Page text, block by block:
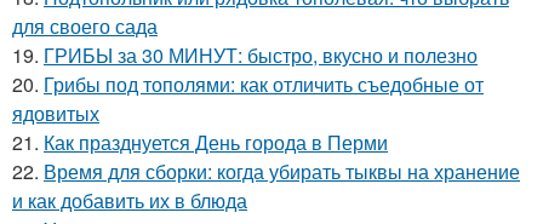
для своего сада
19. ГРИБЫ за 30 МИНУТ: быстро, вкусно и полезно
20. Грибы под тополями: как отличить съедобные от
ядовитых
21. Как празднуется День города в Перми
22. Время для сборки: когда убирать тыквы на хранение
и как добавить их в блюда